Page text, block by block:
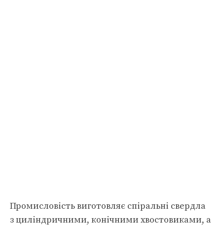
Промисловість виготовляє спіральні свердла
з циліндричними, конічними хвостовиками, а